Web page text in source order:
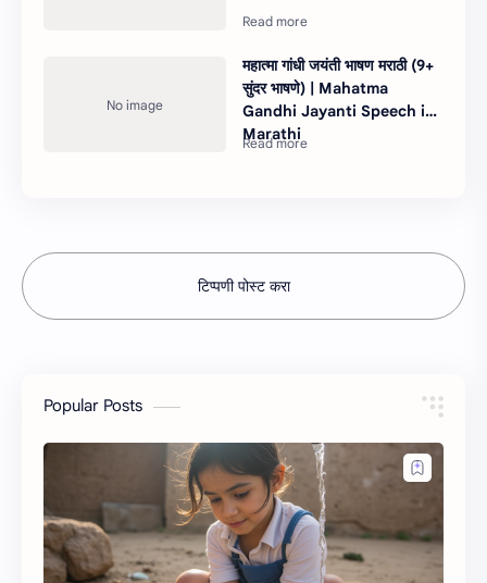
महात्मा गांधी जयंती भाषण मराठी (9+
सुंदर भाषणे) | Mahatma
Gandhi Jayanti Speech in
Marathi
टिप्पणी पोस्ट करा
Popular Posts